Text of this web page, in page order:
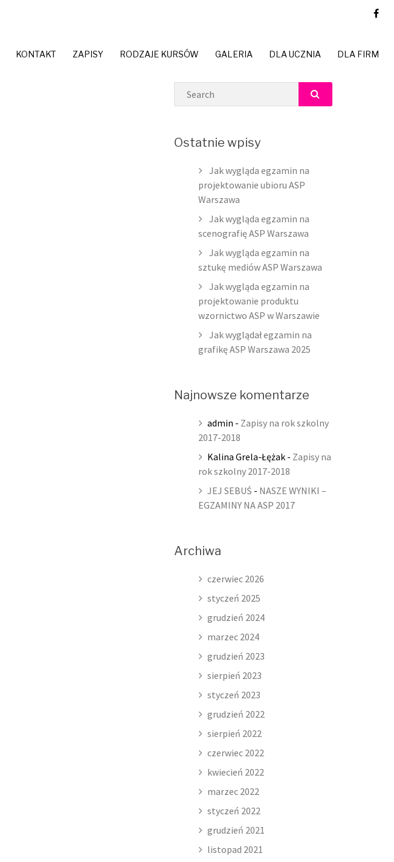
KONTAKT ZAPISY RODZAJE KURSÓW GALERIA DLA UCZNIA DLA FIRM
Search
SEARCH
Ostatnie wpisy
Jak wygląda egzamin na
projektowanie ubioru ASP
Warszawa
Jak wygląda egzamin na
scenografię ASP Warszawa
Jak wygląda egzamin na
sztukę mediów ASP Warszawa
Jak wygląda egzamin na
projektowanie produktu
wzornictwo ASP w Warszawie
Jak wyglądał egzamin na
grafikę ASP Warszawa 2025
Najnowsze komentarze
admin - Zapisy na rok szkolny
2017-2018
Kalina Grela-Łężak- Zapisy na
rok szkolny 2017-2018
JEJ SEBUŚ - NASZE WYNIKI –
EGZAMINY NA ASP 2017
Archiwa
czerwiec 2026
styczeń 2025
grudzień 2024
marzec 2024
grudzień 2023
sierpień 2023
styczeń 2023
grudzień 2022
sierpień 2022
czerwiec 2022
kwiecień 2022
marzec 2022
styczeń 2022
grudzień 2021
listopad 2021